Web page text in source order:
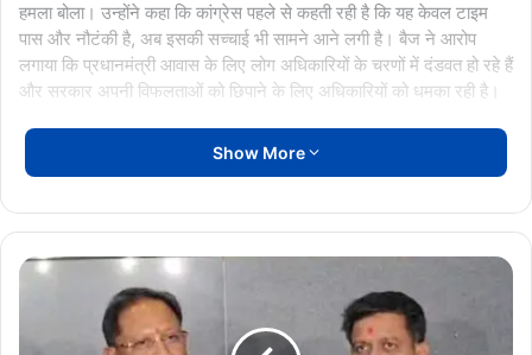
हमला बोला। उन्होंने कहा कि कांग्रेस पहले से कहती रही है कि यह केवल टाइम
पास और नौटंकी है, अब इसकी सच्चाई भी सामने आने लगी है। बैज ने आरोप
लगाया कि प्रधानमंत्री आवास के लिए लोग अधिकारियों के चरणों में दंडवत हो रहे हैं
और सरकार अपनी विफलताओं को छिपाने के लिए अधिकारियों को धमका रही है।
अवैध और नकली शराब के मुद्दे पर भी पीसीसी चीफ ने सरकार को घेरा। उन्होंने
कहा कि पूरे प्रदेश में अवैध और नकली शराब बिक रही है। बैज ने आरोप लगाया
किया कि सरकार के संरक्षण में अवैध शराब का कारोबार चल रहा है और इससे
अवैध कमाई की जा रही है।
वहीं गुजरात के सोमनाथ मंदिर के जीर्णोद्धार के 75 वर्ष पूरे होने पर आयोजित अमृत
Show More
असम